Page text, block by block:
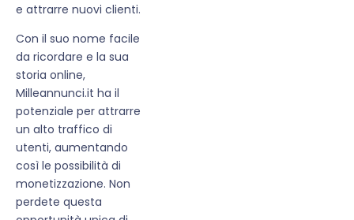
e attrarre nuovi clienti.
Con il suo nome facile
da ricordare e la sua
storia online,
Milleannunci.it ha il
potenziale per attrarre
un alto traffico di
utenti, aumentando
così le possibilità di
monetizzazione. Non
perdete questa